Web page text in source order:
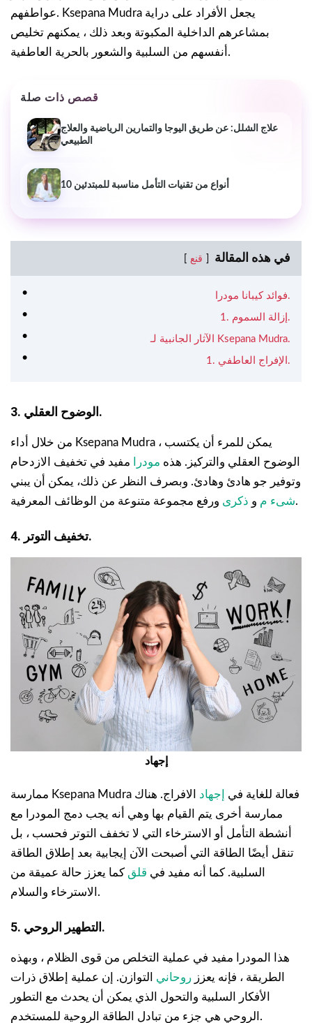
عواطفهم. Ksepana Mudra يجعل الأفراد على دراية
بمشاعرهم الداخلية المكبوتة وبعد ذلك ، يمكنهم تخليص
أنفسهم من السلبية والشعور بالحرية العاطفية.
قصص ذات صلة
علاج الشلل: عن طريق اليوجا والتمارين الرياضية والعلاج
الطبيعي
10 أنواع من تقنيات التأمل مناسبة للمبتدئين
في هذه المقالة قنع
فوائد كيبانا مودرا.
1. إزالة السموم.
الآثار الجانبية لـ Ksepana Mudra.
1. الإفراج العاطفي.
3. الوضوح العقلي.
من خلال أداء Ksepana Mudra ، يمكن للمرء أن يكتسب
الوضوح العقلي والتركيز. هذه مودرا مفيد في تخفيف الازدحام
وتوفير جو هادئ وهادئ. وبصرف النظر عن ذلك، يمكن أن يبني
شىء م و ذكرى ورفع مجموعة متنوعة من الوظائف المعرفية.
4. تخفيف التوتر.
إجهاد
ممارسة Ksepana Mudra فعالة للغاية في إجهاد
الافراج. هناك
ممارسة أخرى يتم القيام بها وهي أنه يجب دمج المودرا مع
أنشطة التأمل أو الاسترخاء التي لا تخفف التوتر فحسب ، بل
تنقل أيضًا الطاقة التي أصبحت الآن إيجابية بعد إطلاق الطاقة
السلبية. كما أنه مفيد في قلق كما يعزز حالة عميقة من
الاسترخاء والسلام.
5. التطهير الروحي.
هذا المودرا مفيد في عملية التخلص من قوى الظلام ، وبهذه
الطريقة ، فإنه يعزز روحاني
التوازن. إن عملية إطلاق ذرات
الأفكار السلبية والتحول الذي يمكن أن يحدث مع التطور
الروحي هي جزء من تبادل الطاقة الروحية للمستخدم.